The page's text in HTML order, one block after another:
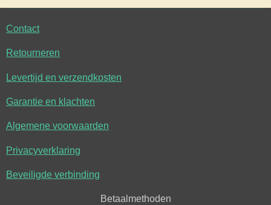
Contact
Retourneren
Levertijd en verzendkosten
Garantie en klachten
Algemene voorwaarden
Privacyverklaring
Beveiligde verbinding
Betaalmethoden